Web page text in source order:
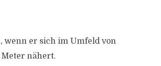
wenn er sich im Umfeld von
nähert.